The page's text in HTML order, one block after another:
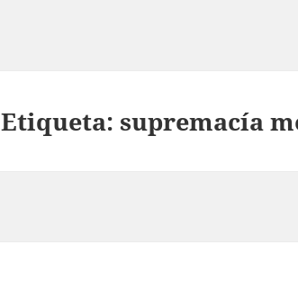
Etiqueta:supremacía